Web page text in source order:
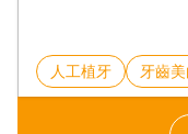
人工植牙 牙齒美